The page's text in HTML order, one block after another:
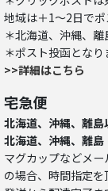
地域は＋1～2日でポ
＊北海道、沖縄、離
＊ポスト投函となり
>>詳細はこちら
宅急便
北海道、沖縄、離
北海道、沖縄、離
マグカップなどメ
の場合、時間指定を